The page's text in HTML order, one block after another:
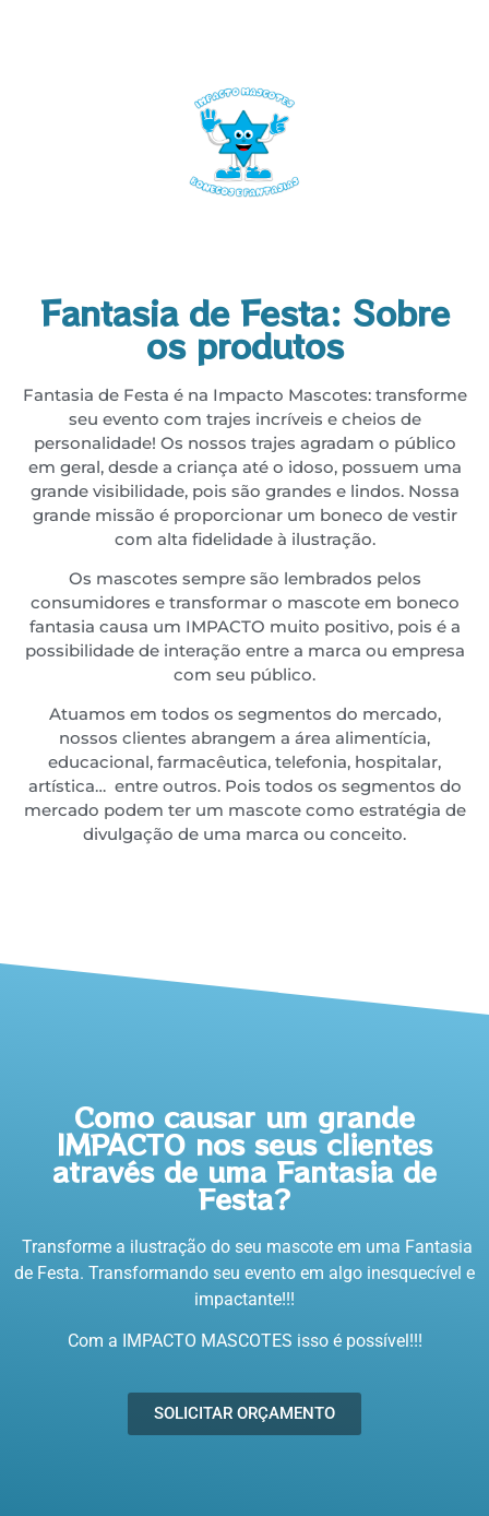
Fantasia de Festa: Sobre
os produtos
Fantasia de Festa é na Impacto Mascotes: transforme
seu evento com trajes incríveis e cheios de
personalidade! Os nossos trajes agradam o público
em geral, desde a criança até o idoso, possuem uma
grande visibilidade, pois são grandes e lindos. Nossa
grande missão é proporcionar um boneco de vestir
com alta fidelidade à ilustração.
Os mascotes sempre são lembrados pelos
consumidores e transformar o mascote em boneco
fantasia causa um IMPACTO muito positivo, pois é a
possibilidade de interação entre a marca ou empresa
com seu público.
Atuamos em todos os segmentos do mercado,
nossos clientes abrangem a área alimentícia,
educacional, farmacêutica, telefonia, hospitalar,
artística… entre outros. Pois todos os segmentos do
mercado podem ter um mascote como estratégia de
divulgação de uma marca ou conceito.
Como causar um grande
IMPACTO nos seus clientes
através de uma Fantasia de
Festa?
Transforme a ilustração do seu mascote em uma Fantasia
de Festa. Transformando seu evento em algo inesquecível e
impactante!!!
Com a IMPACTO MASCOTES isso é possível!!!
SOLICITAR ORÇAMENTO